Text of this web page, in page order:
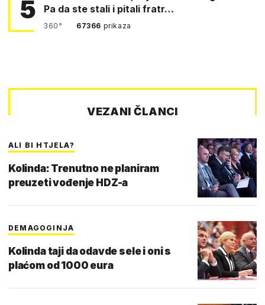
5
Pa da ste stali i pitali fratr…
360° 67366 prikaza
VEZANI ČLANCI
ALI BI HTJELA?
Kolinda: Trenutno ne planiram
preuzeti vođenje HDZ-a
DEMAGOGINJA
Kolinda taji da odavde sele i oni s
plaćom od 1000 eura